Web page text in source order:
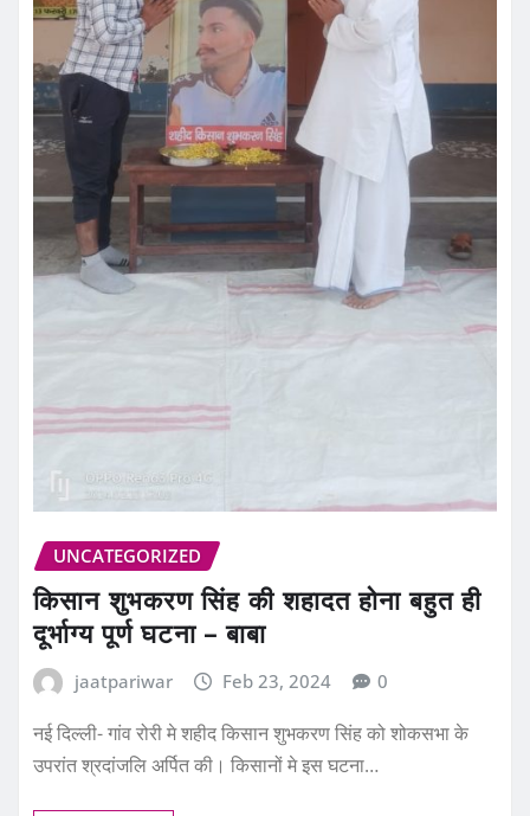
UNCATEGORIZED
किसान शुभकरण सिंह की शहादत होना बहुत ही
दूर्भाग्य पूर्ण घटना – बाबा
jaatpariwar Feb 23, 2024 0
नई दिल्ली- गांव रोरी मे शहीद किसान शुभकरण सिंह को शोकसभा के
उपरांत श्रदांजलि अर्पित की। किसानों मे इस घटना…